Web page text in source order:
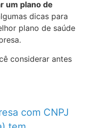
um plano de
dicas para
plano de saúde
considerar antes
com CNPJ